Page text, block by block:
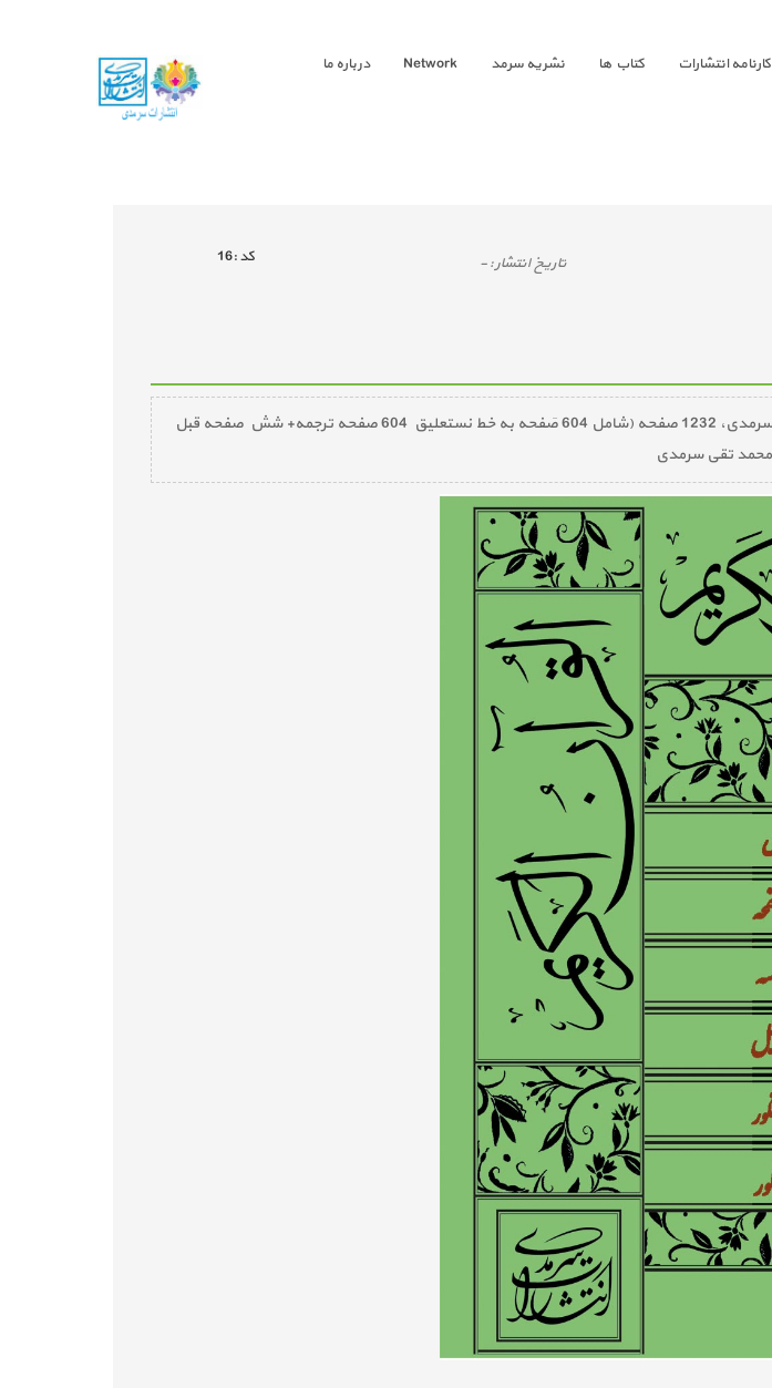
کارنامه انتشارات کتاب ها نشریه سرمد Network درباره ما
تاريخ انتشار :- كد :16
قرآن سرمدی و توفیق اَبَدی نگاهی به تازه ترین قرآن چاپ شده به خط نستعلیق قرآن سرمدی، 1232 صفحه (شامل 604 صَفحه به خط نستعلیق 604 صفحه ترجمه+ شش صفحه قبل